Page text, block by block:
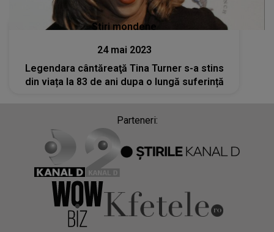
Stiri mondene
24 mai 2023
Legendara cântăreaţă Tina Turner s-a stins
din viața la 83 de ani dupa o lungă suferință
Parteneri: